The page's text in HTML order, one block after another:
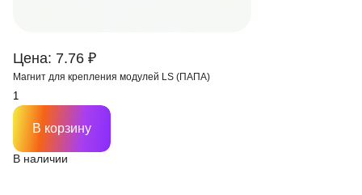
Цена: 7.76 ₽
Магнит для крепления модулей LS (ПАПА)
В наличии
В корзину